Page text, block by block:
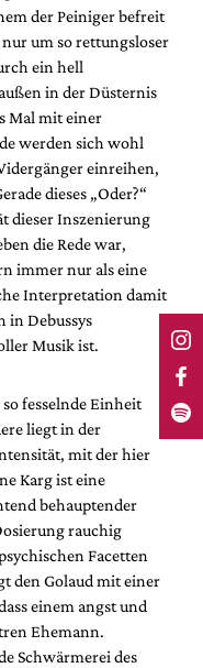
der Peiniger befreit
um so rettungsloser
ein hell
in der Düsternis
Mal mit einer
werden sich wohl
einreihen,
dieses „Oder?“
dieser Inszenierung
die Rede war,
immer nur als eine
Interpretation damit
in Debussys
Musik ist.
fesselnde Einheit
liegt in der
mit der hier
Karg ist eine
behauptender
rauchig
Facetten
den Golaud mit einer
einem angst und
Ehemann.
Schwärmerei des